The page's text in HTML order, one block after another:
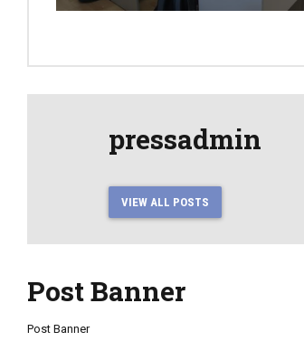
pressadmin
VIEW ALL POSTS
Post Banner
Post Banner